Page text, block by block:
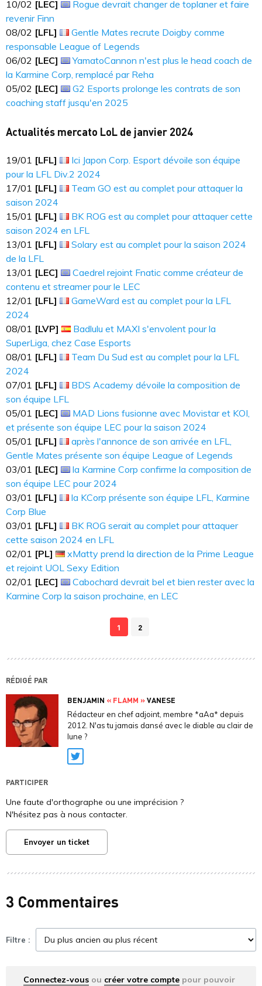
10​​​/02 [LEC]
Rogue devrait changer de toplaner et faire
revenir Finn
08​​​/02 [LFL]
Gentle Mates recrute Doigby comme
responsable League of Legends
06​​​/02 [LEC]
YamatoCannon n'est plus le head coach de
la Karmine Corp, remplacé par Reha
05​​​/02 [LEC]
G2 Esports prolonge les contrats de son
coaching staff jusqu'en 2025
Actualités mercato LoL de janvier 2024
19​​​/01 [LFL]
Ici Japon Corp. Esport dévoile son équipe
pour la LFL Div.2 2024
17​​​/01 [LFL]
Team GO est au complet pour attaquer la
saison 2024
15​​​/01 [LFL]
BK ROG est au complet pour attaquer cette
saison 2024 en LFL
13​​​/01 [LFL]
Solary est au complet pour la saison 2024
de la LFL
13​​​/01 [LEC]
Caedrel rejoint Fnatic comme créateur de
contenu et streamer pour le LEC
12​​​/01 [LFL]
GameWard est au complet pour la LFL
2024
08​​​/01 [LVP]
Badlulu et MAXI s'envolent pour la
SuperLiga, chez Case Esports
08​​​/01 [LFL]
Team Du Sud est au complet pour la LFL
2024
07​​​/01 [LFL]
BDS Academy dévoile la composition de
son équipe LFL
05​​​/01 [LEC]
MAD Lions fusionne avec Movistar et KOI,
et présente son équipe LEC pour la saison 2024
05​​​/01 [LFL]
après l'annonce de son arrivée en LFL,
Gentle Mates présente son équipe League of Legends
03​​​/01 [LEC]
la Karmine Corp confirme la composition de
son équipe LEC pour 2024
03​​​/01 [LFL]
la KCorp présente son équipe LFL, Karmine
Corp Blue
03​​​/01 [LFL]
BK ROG serait au complet pour attaquer
cette saison 2024 en LFL
02​​​/01 [PL]
xMatty prend la direction de la Prime League
et rejoint UOL Sexy Edition
02​​​/01 [LEC]
Cabochard devrait bel et bien rester avec la
Karmine Corp la saison prochaine, en LEC
1 2
RÉDIGÉ PAR
BENJAMIN « FLAMM »VANESE
Rédacteur en chef adjoint, membre *aAa* depuis
2012. N'as tu jamais dansé avec le diable au clair de
lune ?
Twitter
PARTICIPER
Une faute d'orthographe ou une imprécision ?
N'hésitez pas à nous contacter.
Envoyer un ticket
3 Commentaires
Filtre :
Connectez-vous ou créer votre compte pour pouvoir